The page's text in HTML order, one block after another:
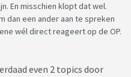
En misschien klopt dat wel.
dan een ander aan te spreken
wél direct reageert op de OP.
even 2 topics door